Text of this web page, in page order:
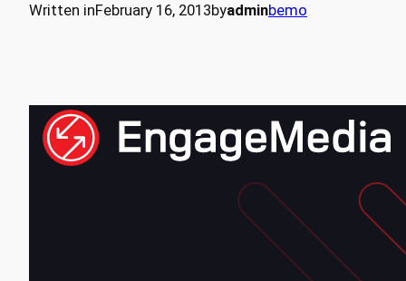
Written inFebruary 16, 2013byadminbemo